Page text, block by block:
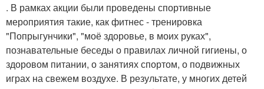
. В рамках акции были проведены спортивные
мероприятия такие, как фитнес - тренировка
"Попрыгунчики", "моё здоровье, в моих руках",
познавательные беседы о правилах личной гигиены, о
здоровом питании, о занятиях спортом, о подвижных
играх на свежем воздухе. В результате, у многих детей